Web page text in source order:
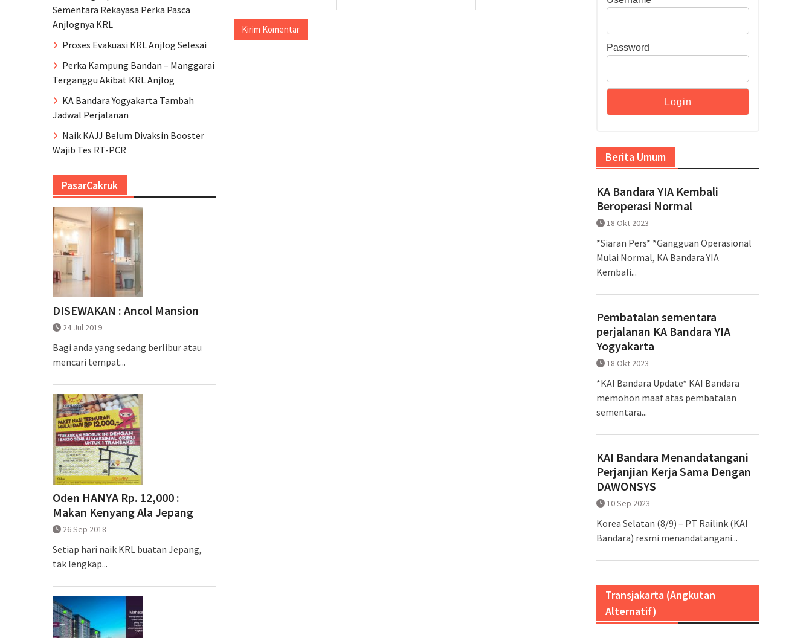
Password
Berita Umum
KA Bandara YIA Kembali
Beroperasi Normal
18 Okt 2023
*Siaran Pers* *Gangguan Operasional
Mulai Normal, KA Bandara YIA
Kembali...
Pembatalan sementara
perjalanan KA Bandara YIA
Yogyakarta
18 Okt 2023
*KAI Bandara Update* KAI Bandara
memohon maaf atas pembatalan
sementara...
KAI Bandara Menandatangani
Perjanjian Kerja Sama Dengan
DAWONSYS
10 Sep 2023
Korea Selatan (8/9) – PT Railink (KAI
Bandara) resmi menandatangani...
Transjakarta (Angkutan
Alternatif)
Sementara Rekayasa Perka Pasca
Anjlognya KRL
Proses Evakuasi KRL Anjlog Selesai
Perka Kampung Bandan – Manggarai
Terganggu Akibat KRL Anjlog
KA Bandara Yogyakarta Tambah
Jadwal Perjalanan
Naik KAJJ Belum Divaksin Booster
Wajib Tes RT-PCR
PasarCakruk
DISEWAKAN : Ancol Mansion
24 Jul 2019
Bagi anda yang sedang berlibur atau
mencari tempat...
Oden HANYA Rp. 12,000 :
Makan Kenyang Ala Jepang
26 Sep 2018
Setiap hari naik KRL buatan Jepang,
tak lengkap...